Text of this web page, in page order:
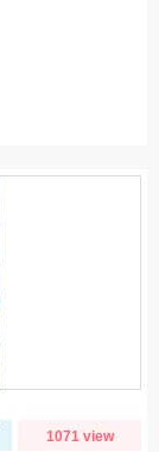
1071 view